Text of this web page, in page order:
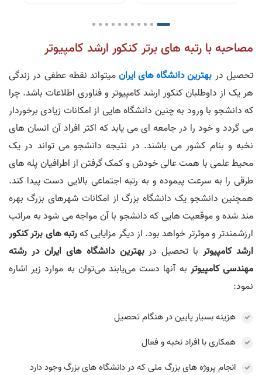
مصاحبه با رتبه های برتر کنکور ارشد کامپیوتر
تحصیل در بهترین دانشگاه های ایرانمیتواند نقطه عطفی در زندگی
هر یک از داوطلبان کنکور ارشد کامپیوتر و فناوری اطلاعات باشد. چرا
که دانشجو با ورود به چنین دانشگاه هایی از امکانات زیادی برخوردار
می گردد و خود را در جامعه ای می یابد که اکثر افراد آن انسان های
نخبه و بنام کشور می باشند. در نتیجه دانشجو می تواند در یک
محیط علمی با همت عالی خودش و کمک گرفتن از اطرافیان پله های
طرقی را به سرعت پیموده و به رتبه اجتماعی بالایی دست پیدا کند.
همچنین دانشجو یک دانشگاه بزرگ از امکانات شهرهای بزرگ بهره
مند شده و موقعیت هایی که دانشجو با آن مواجه می شود به مراتب
ارزشمندتر و موثرتر خواهد بود. از دیگر مزایایی کهرتبه های برتر کنکور
ارشد کامپیوتربا تحصیل دربهترین دانشگاه های ایران در رشته
مهندسی کامپیوتر به آنها دست می‌یابند می‌توان به موارد زیر اشاره
نمود:
هزینه بسیار پایین در هنگام تحصیل
همکاری با افراد نخبه و فعال
انجام پروژه های بزرگ ملی که در دانشگاه های بزرگ وجود دارد